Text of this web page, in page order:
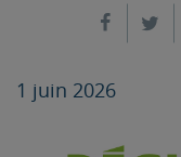
1 juin 2026